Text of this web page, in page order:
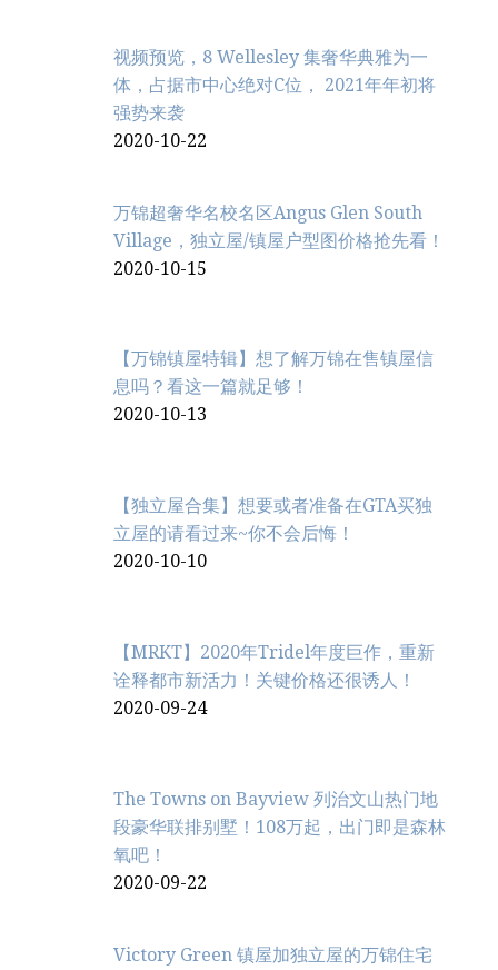
视频预览，8 Wellesley 集奢华典雅为一
体，占据市中心绝对C位， 2021年年初将
强势来袭
2020-10-22
万锦超奢华名校名区Angus Glen South
Village，独立屋/镇屋户型图价格抢先看！
2020-10-15
【万锦镇屋特辑】想了解万锦在售镇屋信
息吗？看这一篇就足够！
2020-10-13
【独立屋合集】想要或者准备在GTA买独
立屋的请看过来~你不会后悔！
2020-10-10
【MRKT】2020年Tridel年度巨作，重新
诠释都市新活力！关键价格还很诱人！
2020-09-24
The Towns on Bayview 列治文山热门地
段豪华联排别墅！108万起，出门即是森林
氧吧！
2020-09-22
Victory Green 镇屋加独立屋的万锦住宅